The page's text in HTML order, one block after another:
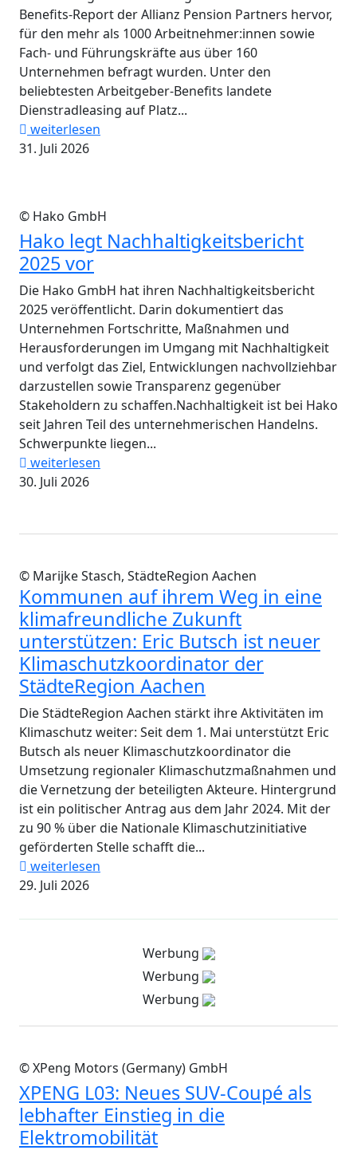
Benefits-Report der Allianz Pension Partners hervor,
für den mehr als 1000 Arbeitnehmer:innen sowie
Fach- und Führungskräfte aus über 160
Unternehmen befragt wurden. Unter den
beliebtesten Arbeitgeber-Benefits landete
Dienstradleasing auf Platz...
weiterlesen
31. Juli 2026
© Hako GmbH
Hako legt Nachhaltigkeitsbericht
2025 vor
Die Hako GmbH hat ihren Nachhaltigkeitsbericht
2025 veröffentlicht. Darin dokumentiert das
Unternehmen Fortschritte, Maßnahmen und
Herausforderungen im Umgang mit Nachhaltigkeit
und verfolgt das Ziel, Entwicklungen nachvollziehbar
darzustellen sowie Transparenz gegenüber
Stakeholdern zu schaffen.Nachhaltigkeit ist bei Hako
seit Jahren Teil des unternehmerischen Handelns.
Schwerpunkte liegen...
weiterlesen
30. Juli 2026
© Marijke Stasch, StädteRegion Aachen
Kommunen auf ihrem Weg in eine
klimafreundliche Zukunft
unterstützen: Eric Butsch ist neuer
Klimaschutzkoordinator der
StädteRegion Aachen
Die StädteRegion Aachen stärkt ihre Aktivitäten im
Klimaschutz weiter: Seit dem 1. Mai unterstützt Eric
Butsch als neuer Klimaschutzkoordinator die
Umsetzung regionaler Klimaschutzmaßnahmen und
die Vernetzung der beteiligten Akteure. Hintergrund
ist ein politischer Antrag aus dem Jahr 2024. Mit der
zu 90 % über die Nationale Klimaschutzinitiative
geförderten Stelle schafft die...
weiterlesen
29. Juli 2026
Werbung
Werbung
Werbung
© XPeng Motors (Germany) GmbH
XPENG L03: Neues SUV-Coupé als
lebhafter Einstieg in die
Elektromobilität